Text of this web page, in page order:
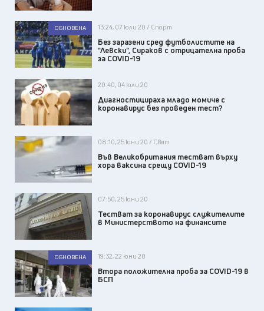
ОБНОВЕНА 13:24, 07 юли 20 / Спорт
Без заразени сред футболистите на
"Левски", Сираков с отрицателна проба
за COVID-19
20:40, 04 юли 20
Диагностицираха младо момиче с
коронавирус без проведен тест?
08:10, 25 юни 20 / Свят
Във Великобритания тестват върху
хора ваксина срещу COVID-19
07:50, 25 юни 20
Тестват за коронавирус служителите
в Министерството на финансите
ОБНОВЕНА 19:32, 22 юни 20
Втора положителна проба за COVID-19 в
БСП